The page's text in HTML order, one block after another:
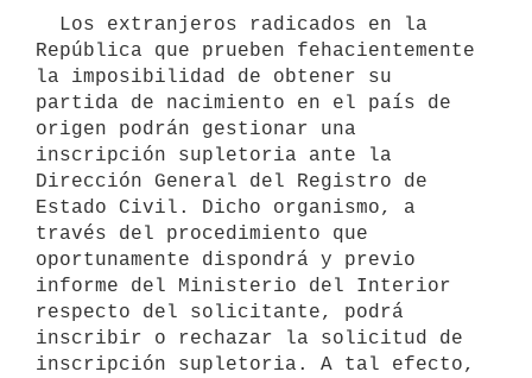
República que prueben fehacientemente
la imposibilidad de obtener su
partida de nacimiento en el país de
origen podrán gestionar una
inscripción supletoria ante la
Dirección General del Registro de
Estado Civil. Dicho organismo, a
través del procedimiento que
oportunamente dispondrá y previo
informe del Ministerio del Interior
respecto del solicitante, podrá
inscribir o rechazar la solicitud de
inscripción supletoria. A tal efecto,